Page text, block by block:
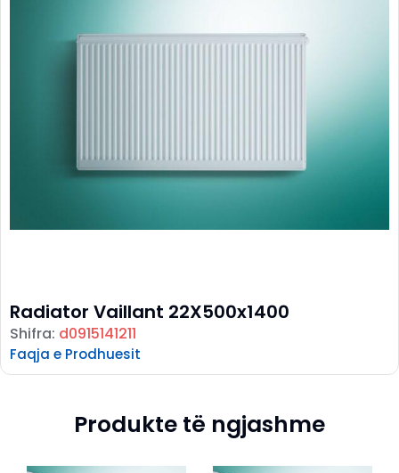
Radiator Vaillant 22X500x1400
Shifra: d0915141211
Faqja e Prodhuesit
Produkte të ngjashme